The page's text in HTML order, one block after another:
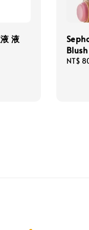
液
Sale
NT$